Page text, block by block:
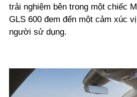
trải nghiệm bên trong một chiếc
GLS 600 đem đến một cảm xúc
người sử dụng.